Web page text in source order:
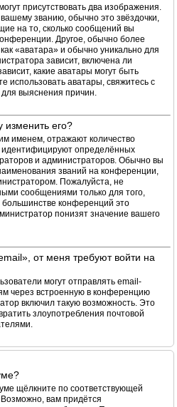
присутствовать два изображения.
званию, обычно это звёздочки,
на то, сколько сообщений вы
Другое, обычно более
«аватара» и обычно уникально для
зависит, включена ли
какие аватары могут быть
использовать аватары, свяжитесь с
выяснения причин.
изменить его?
именем, отражают количество
определённых
и администраторов. Обычно вы
званий на конференции,
Пожалуйста, не
сообщениями только для того,
конференций это
понизят значение вашего
от меня требуют войти на
могут отправлять email-
через встроенную в конференцию
включил такую возможность. Это
злоупотребления почтовой
щёлкните по соответствующей
вам придётся